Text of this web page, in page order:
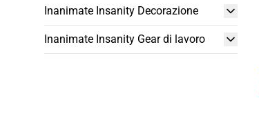
Inanimate Insanity Decorazione
Inanimate Insanity Gear di lavoro